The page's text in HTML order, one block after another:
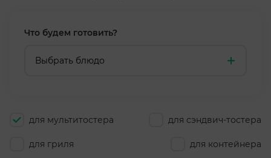
Что будем готовить?
Выбрать блюдо
для мультитостера для сэндвич-тостера
для гриля для контейнера